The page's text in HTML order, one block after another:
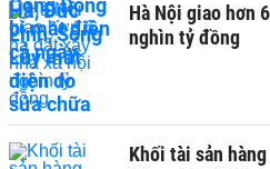
Hà Nội giao hơn
nghìn tỷ đồng
Khối tài sản